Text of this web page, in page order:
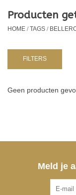
Kids
NURSERY /
Producten
HOME/TAGS/
FILTERS
Geen producten
Meld je